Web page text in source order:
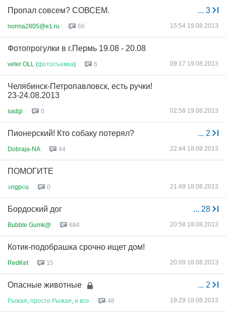
... 3
Пропал совсем? СОВСЕМ.
norma2805@e1.ru 66 15:54 19.08.2013
Фотопрогулки в г.Пермь 19.08 - 20.08
veter OLL (фотосъемка) 6 09:17 19.08.2013
Челябинск-Петропавловск, есть ручки!
23-24.08.2013
sadgi 0 02:58 19.08.2013
... 2
Пионерский! Кто собаку потерял?
Dobraja-NA 44 22:44 18.08.2013
ПОМОГИТЕ
аngpеu 0 21:49 18.08.2013
... 28
Бордоский дог
Bubble Gumk@ 684 20:58 18.08.2013
Котик-подобрашка срочно ищет дом!
RedKet 15 20:09 18.08.2013
... 2
Опасные животные
Рыжая просто Рыжая и все 48 19:29 18.08.2013